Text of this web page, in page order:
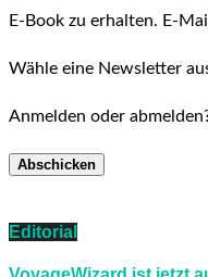
E-Book zu erhalten. E-
Wähle eine Newsletter
Anmelden oder
Editorial